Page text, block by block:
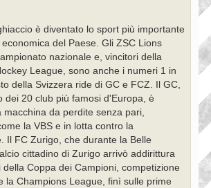
è diventato lo sport più importante
del Paese. Gli ZSC Lions
nazionale e, vincitori della
League, sono anche i numeri 1 in
della Svizzera ride di GC e FCZ. Il GC,
dei 20 club più famosi d'Europa, è
macchina da perdite senza pari,
la VBS e in lotta contro la
Il FC Zurigo, che durante la Belle
cittadino di Zurigo arrivò addirittura
della Coppa dei Campioni, competizione
la Champions League, finì sulle prime